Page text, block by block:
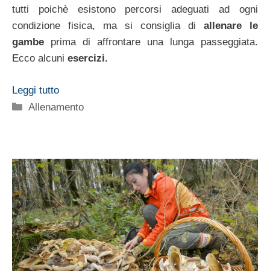
tutti poichè esistono percorsi adeguati ad ogni
condizione fisica, ma si consiglia di allenare le
gambe prima di affrontare una lunga passeggiata.
Ecco alcuni esercizi.
Leggi tutto
Categorie
Allenamento